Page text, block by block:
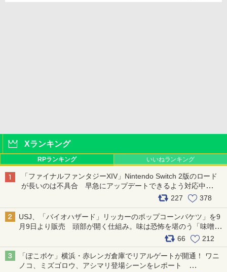
Xランキング
RPランキング いいねランキング
「ファイナルファンタジーXIV」Nintendo Switch 2版のロード
が長いのは不具合 早急にアップデートできるよう対応中
227 378
USJ、「バイオハザード」リッカーのポップコーンバケツ」を9
月9日より販売 頭部が開く仕組み。味は恐怖を堪のう「味噌フ
66 212
「ぽこポケ」横浜・赤レンガ倉庫でリアルゲートが開通！ ワニ
ノコ、ミズゴロウ、アシマリ登場シーンをレポート